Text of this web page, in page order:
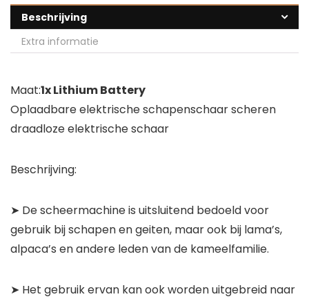
Beschrijving
Extra informatie
Maat:1x Lithium Battery
Oplaadbare elektrische schapenschaar scheren
draadloze elektrische schaar
Beschrijving:
➤ De scheermachine is uitsluitend bedoeld voor
gebruik bij schapen en geiten, maar ook bij lama’s,
alpaca’s en andere leden van de kameelfamilie.
➤ Het gebruik ervan kan ook worden uitgebreid naar